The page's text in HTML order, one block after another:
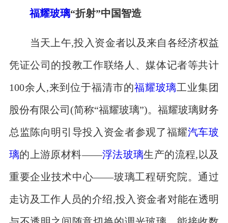
福耀玻璃“折射”中国智造
当天上午,投入资金者以及来自各经济权益
凭证公司的投教工作联络人、媒体记者等共计
100余人,来到位于福清市的福耀玻璃工业集团
股份有限公司(简称“福耀玻璃”)。福耀玻璃财务
总监陈向明引导投入资金者参观了福耀汽车玻
璃的上游原材料――浮法玻璃生产的流程,以及
重要企业技术中心――玻璃工程研究院。通过
走访及工作人员的介绍,投入资金者对能在透明
与不透明之间随意切换的调光玻璃、能接收数